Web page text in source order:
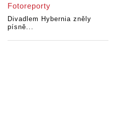
Fotoreporty
Divadlem Hybernia zněly
písně...